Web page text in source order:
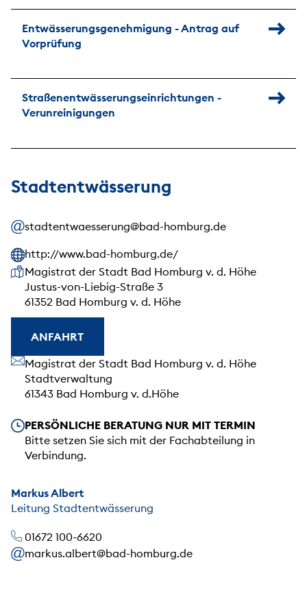
Entwässerungsgenehmigung - Antrag auf
Vorprüfung
Straßenentwässerungseinrichtungen -
Verunreinigungen
Stadtentwässerung
stadtentwaesserung@bad-homburg.de
http://www.bad-homburg.de/
Unsere Anschrift
Magistrat der Stadt Bad Homburg v. d. Höhe
Justus-von-Liebig-Straße 3
61352 Bad Homburg v. d. Höhe
ANFAHRT
Unsere Anschrift
Magistrat der Stadt Bad Homburg v. d. Höhe
Stadtverwaltung
61343 Bad Homburg v. d.Höhe
Unsere Öffnungszeiten
PERSÖNLICHE BERATUNG NUR MIT TERMIN
Bitte setzen Sie sich mit der Fachabteilung in
Verbindung.
Markus Albert
Leitung Stadtentwässerung
01672 100-6620
markus.albert@bad-homburg.de